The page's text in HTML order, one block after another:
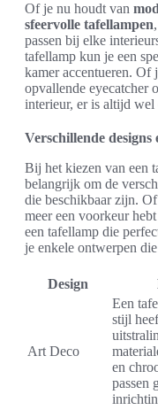
Of je nu houdt van
sfeervolle tafellampen
passen bij elke
tafellamp kun je een
kamer accentueren. Of
opvallende eyecatcher
interieur, er is altijd
Verschillende
Bij het kiezen van een
belangrijk om de
die beschikbaar zijn.
meer een voorkeur
een tafellamp die
je enkele ontwerpen
Design
Art Deco
Een
stijl
en
passen